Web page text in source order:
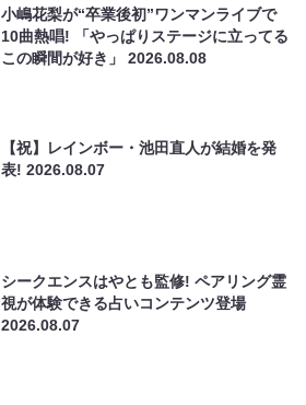
小嶋花梨が“卒業後初”ワンマンライブで
10曲熱唱! 「やっぱりステージに立ってる
この瞬間が好き」2026.08.08
【祝】レインボー・池田直人が結婚を発
表!2026.08.07
シークエンスはやとも監修! ペアリング霊
視が体験できる占いコンテンツ登場
2026.08.07